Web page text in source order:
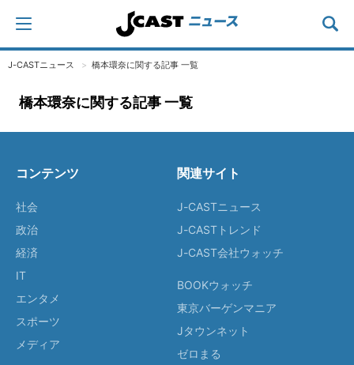
J-CASTニュース 橋本環奈に関する記事 一覧
橋本環奈に関する記事 一覧
コンテンツ
社会
政治
経済
IT
エンタメ
スポーツ
メディア
関連サイト
J-CASTニュース
J-CASTトレンド
J-CAST会社ウォッチ
BOOKウォッチ
東京バーゲンマニア
Jタウンネット
ゼロまる